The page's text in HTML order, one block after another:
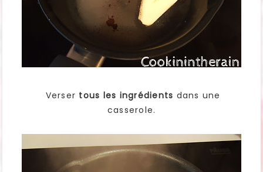
Verser tous les ingrédients dans une
casserole.